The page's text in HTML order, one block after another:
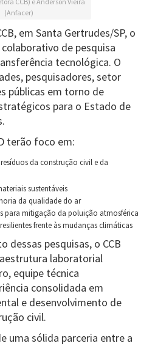
(Anfacer)
em Santa Gertrudes/SP, o
de pesquisa
tecnológica. O
pesquisadores, setor
públicas em torno de
para o Estado de
terão foco em:
da construção civil e da
sustentáveis
da qualidade do ar
para mitigação da poluição atmosférica
frente às mudanças climáticas
dessas pesquisas, o CCB
laboratorial
equipe técnica
consolidada em
e desenvolvimento de
civil.
uma sólida parceria entre a